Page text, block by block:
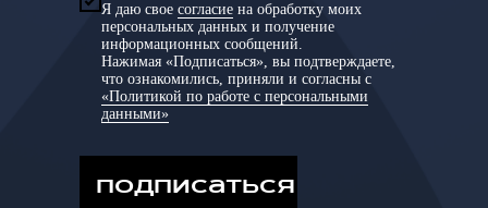
Я даю свое согласие на обработку моих
персональных данных и получение
информационных сообщений.
Нажимая «Подписаться», вы подтверждаете,
что ознакомились, приняли и согласны с
«Политикой по работе с персональными
данными»
подписаться